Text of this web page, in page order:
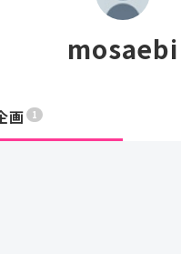
mosaebi
画 1